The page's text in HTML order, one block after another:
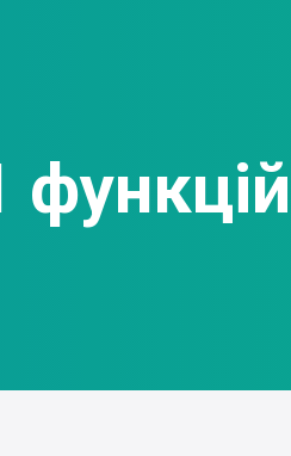
функцій